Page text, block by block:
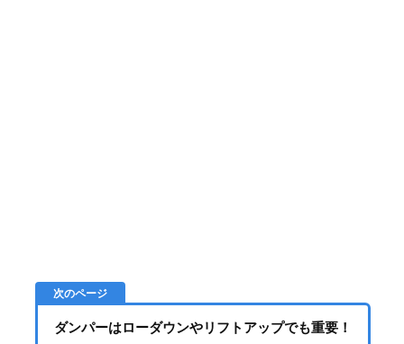
ダンパーはローダウンやリフトアップでも重要！